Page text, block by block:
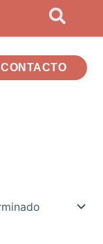
CONTACTO